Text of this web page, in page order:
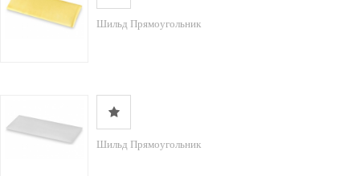
Шильд Прямоугольник
Шильд Прямоугольник